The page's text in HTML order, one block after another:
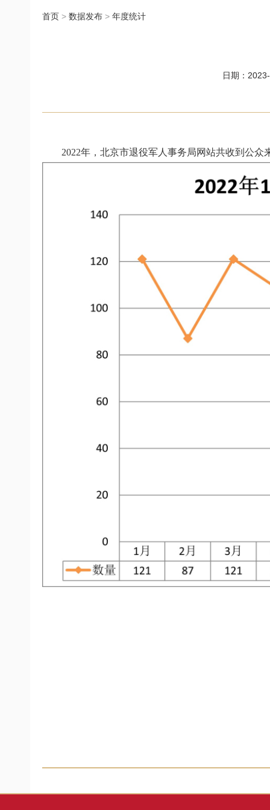
首页 > 数据发布 > 年度统计
日期：
2022年，北京市退役军人事务局网站共收到公众